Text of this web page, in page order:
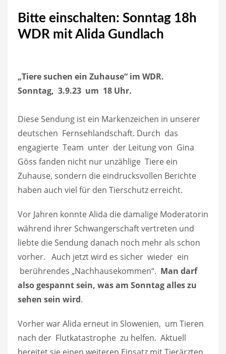
Bitte einschalten: Sonntag 18h
WDR mit Alida Gundlach
„Tiere suchen ein Zuhause“ im WDR.
Sonntag, 3.9.23 um 18 Uhr.
Diese Sendung ist ein Markenzeichen in unserer
deutschen Fernsehlandschaft. Durch das
engagierte Team unter der Leitung von Gina
Göss fanden nicht nur unzählige Tiere ein
Zuhause, sondern die eindrucksvollen Berichte
haben auch viel für den Tierschutz erreicht.
Vor Jahren konnte Alida die damalige Moderatorin
während ihrer Schwangerschaft vertreten und
liebte die Sendung danach noch mehr als schon
vorher. Auch jetzt wird es sicher wieder ein
berührendes „Nachhausekommen“. Man darf
also gespannt sein, was am Sonntag alles zu
sehen sein wird.
Vorher war Alida erneut in Slowenien, um Tieren
nach der Flutkatastrophe zu helfen. Aktuell